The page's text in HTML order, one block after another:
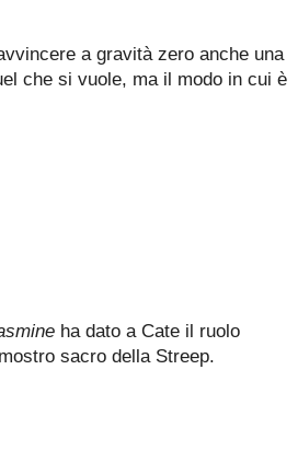
a gravità zero anche una
che si vuole, ma il modo in cui è
ha dato a Cate il ruolo
sacro della Streep.